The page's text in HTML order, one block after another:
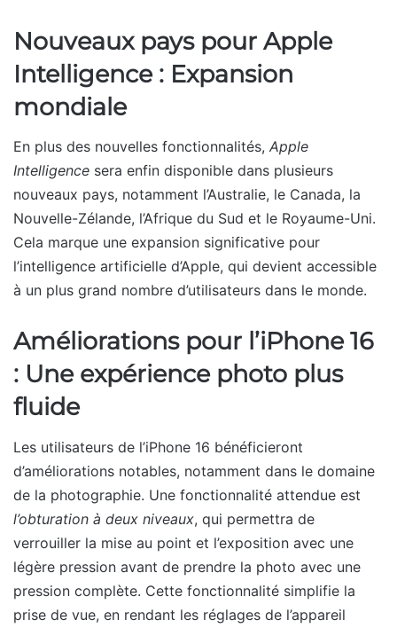
Nouveaux pays pour Apple
Intelligence : Expansion
mondiale
En plus des nouvelles fonctionnalités, Apple
Intelligence sera enfin disponible dans plusieurs
nouveaux pays, notamment l’Australie, le Canada, la
Nouvelle-Zélande, l’Afrique du Sud et le Royaume-Uni.
Cela marque une expansion significative pour
l’intelligence artificielle d’Apple, qui devient accessible
à un plus grand nombre d’utilisateurs dans le monde.
Améliorations pour l’iPhone 16
: Une expérience photo plus
fluide
Les utilisateurs de l’iPhone 16 bénéficieront
d’améliorations notables, notamment dans le domaine
de la photographie. Une fonctionnalité attendue est
l’obturation à deux niveaux, qui permettra de
verrouiller la mise au point et l’exposition avec une
légère pression avant de prendre la photo avec une
pression complète. Cette fonctionnalité simplifie la
prise de vue, en rendant les réglages de l’appareil